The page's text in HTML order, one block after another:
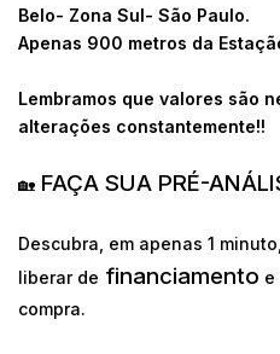
Belo- Zona Sul- São Paulo.
Apenas 900 metros da
Lembramos que valores são
alterações constantemente!!
🏡 FAÇA SUA PRÉ-
Descubra, em apenas 1
liberar de financiamento e
compra.